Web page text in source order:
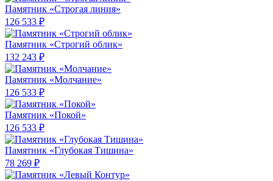
Памятник «Строгая линия»
126 533 ₽
Памятник «Строгий облик»
132 243 ₽
Памятник «Молчание»
126 533 ₽
Памятник «Покой»
126 533 ₽
Памятник «Глубокая Тишина»
78 269 ₽